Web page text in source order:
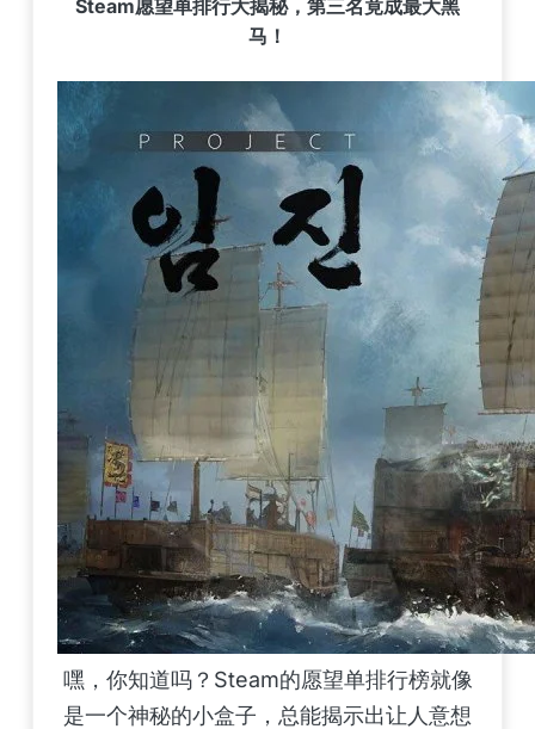
Steam愿望单排行大揭秘，第三名竟成最大黑
马！
嘿，你知道吗？Steam的愿望单排行榜就像
是一个神秘的小盒子，总能揭示出让人意想